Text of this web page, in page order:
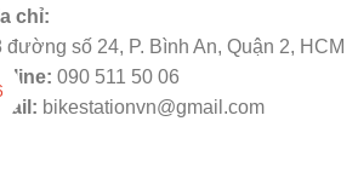
chỉ:
đường số 24, P. Bình An, Quận 2, HCM
090 511 50 06
bikestationvn@gmail.com